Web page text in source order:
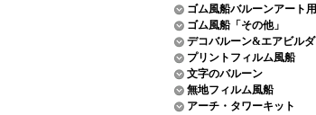
ゴム風船バルーンアート用
ゴム風船「その他」
デコバルーン&エアビルダ
プリントフィルム風船
文字のバルーン
無地フィルム風船
アーチ・タワーキット